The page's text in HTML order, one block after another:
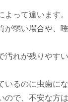
って違います。
が弱い場合や、
汚れが残りやす
いるのに虫歯
ので、不安な方